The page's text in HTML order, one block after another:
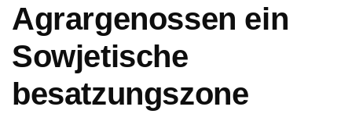
Agrargenossen ein
Sowjetische
besatzungszone